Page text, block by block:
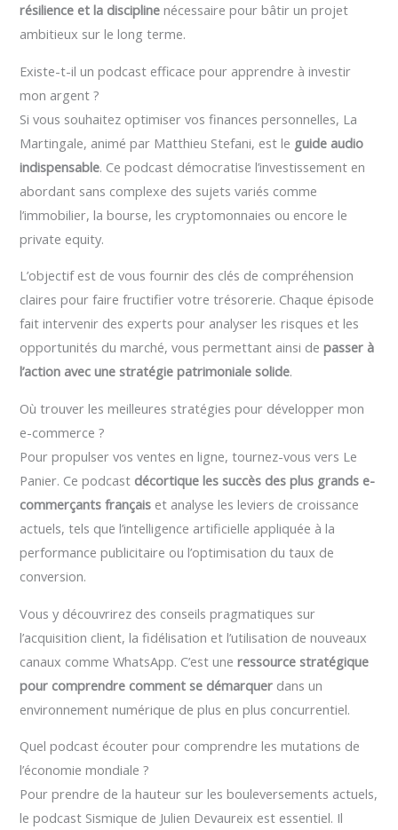
résilience et la discipline nécessaire pour bâtir un projet
ambitieux sur le long terme.
Existe-t-il un podcast efficace pour apprendre à investir
mon argent ?
Si vous souhaitez optimiser vos finances personnelles, La
Martingale, animé par Matthieu Stefani, est le guide audio
indispensable. Ce podcast démocratise l’investissement en
abordant sans complexe des sujets variés comme
l’immobilier, la bourse, les cryptomonnaies ou encore le
private equity.
L’objectif est de vous fournir des clés de compréhension
claires pour faire fructifier votre trésorerie. Chaque épisode
fait intervenir des experts pour analyser les risques et les
opportunités du marché, vous permettant ainsi depasser à
l’action avec une stratégie patrimoniale solide.
Où trouver les meilleures stratégies pour développer mon
e-commerce ?
Pour propulser vos ventes en ligne, tournez-vous vers Le
Panier. Ce podcast décortique les succès des plus grands e-
commerçants français et analyse les leviers de croissance
actuels, tels que l’intelligence artificielle appliquée à la
performance publicitaire ou l’optimisation du taux de
conversion.
Vous y découvrirez des conseils pragmatiques sur
l’acquisition client, la fidélisation et l’utilisation de nouveaux
canaux comme WhatsApp. C’est uneressource stratégique
pour comprendre comment se démarquer dans un
environnement numérique de plus en plus concurrentiel.
Quel podcast écouter pour comprendre les mutations de
l’économie mondiale ?
Pour prendre de la hauteur sur les bouleversements actuels,
le podcast Sismique de Julien Devaureix est essentiel. Il